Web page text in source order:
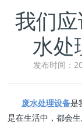
我们
水处
发布时间：
废水处理设备是
是在生活中，都会